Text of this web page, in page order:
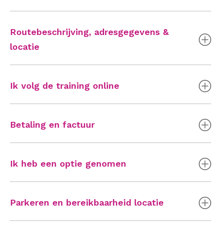
Routebeschrijving, adresgegevens &
locatie
Ik volg de training online
Betaling en factuur
Ik heb een optie genomen
Parkeren en bereikbaarheid locatie